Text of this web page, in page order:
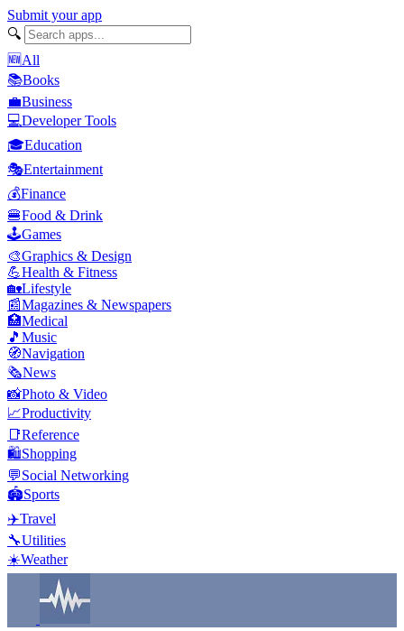
Submit your app
🔍
🆕All
📚Books
💼Business
💻Developer Tools
🎓Education
🎭Entertainment
💰Finance
🍔Food & Drink
🕹️Games
🎨Graphics & Design
💪Health & Fitness
🏡Lifestyle
📰Magazines & Newspapers
🏥Medical
🎵 Music
🧭Navigation
🗞️News
📸Photo & Video
📈Productivity
📑Reference
🛍️Shopping
💬Social Networking
🏟️Sports
✈️Travel
🔧Utilities
☀️Weather